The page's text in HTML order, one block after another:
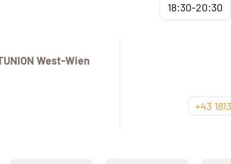
18:30-20:30
West-Wien
+43